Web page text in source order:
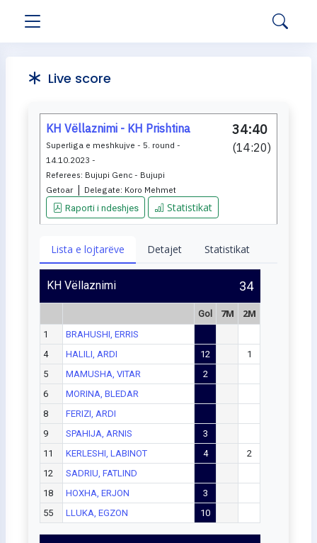
Live score
KH Vëllaznimi - KH Prishtina
Superliga e meshkujve - 5. round -
14.10.2023 -
Referees: Bujupi Genc - Bujupi
Getoar| Delegate: Koro Mehmet
Raporti i ndeshjes
Statistikat
34:40
(14:20)
Lista e lojtarëve Detajet Statistikat
KH Vëllaznimi 34
Gol 7M 2M
1
BRAHUSHI, ERRIS
4
HALILI, ARDI 12
1
5
MAMUSHA, VITAR
2
6
MORINA, BLEDAR
8
FERIZI, ARDI
9
SPAHIJA, ARNIS
3
11
KERLESHI, LABINOT 4
2
12
SADRIU, FATLIND
18
HOXHA, ERJON
3
55
LLUKA, EGZON 10